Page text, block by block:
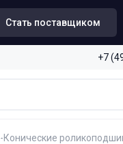
Стать поставщиком
+7
Конические